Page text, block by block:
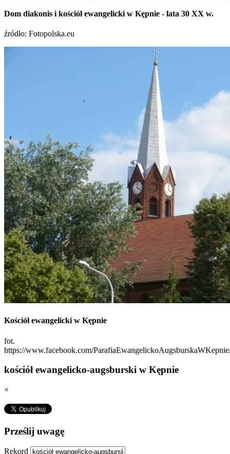
Dom diakonis i kościół ewangelicki w Kępnie - lata 30 XX w.
źródło: Fotopolska.eu
Kościół ewangelicki w Kępnie
fot.
https://www.facebook.com/
kościół ewangelicko-augsburski w Kępnie
×
Prześlij uwagę
Rekord